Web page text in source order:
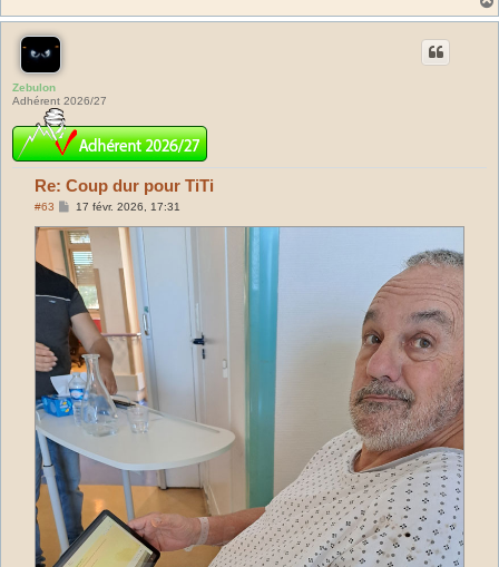
Zebulon
Adhérent 2026/27
Re: Coup dur pour TiTi
#63
M
s
s
a
g
e
17 févr. 2026, 17:31